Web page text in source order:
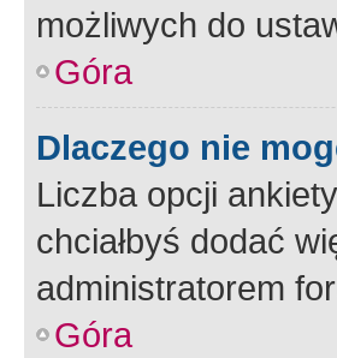
możliwych do
Góra
Dlaczego nie
Liczba opcji
chciałbyś dodać
administratorem
Góra